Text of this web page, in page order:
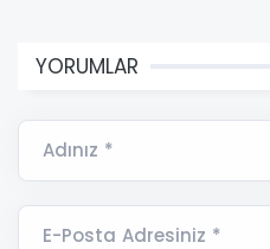
YORUMLAR
Adınız *
E-Posta Adresiniz *